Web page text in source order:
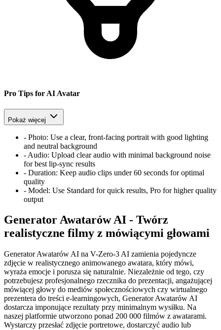
Pro Tips for AI Avatar
Pokaż więcej
- Photo: Use a clear, front-facing portrait with good lighting
and neutral background
- Audio: Upload clear audio with minimal background noise
for best lip-sync results
- Duration: Keep audio clips under 60 seconds for optimal
quality
- Model: Use Standard for quick results, Pro for higher quality
output
Generator Awatarów AI - Twórz
realistyczne filmy z mówiącymi głowami
Generator Awatarów AI na V-Zero-3 AI zamienia pojedyncze
zdjęcie w realistycznego animowanego awatara, który mówi,
wyraża emocje i porusza się naturalnie. Niezależnie od tego, czy
potrzebujesz profesjonalnego rzecznika do prezentacji, angażującej
mówiącej głowy do mediów społecznościowych czy wirtualnego
prezentera do treści e-learningowych, Generator Awatarów AI
dostarcza imponujące rezultaty przy minimalnym wysiłku. Na
naszej platformie utworzono ponad 200 000 filmów z awatarami.
Wystarczy przesłać zdjęcie portretowe, dostarczyć audio lub